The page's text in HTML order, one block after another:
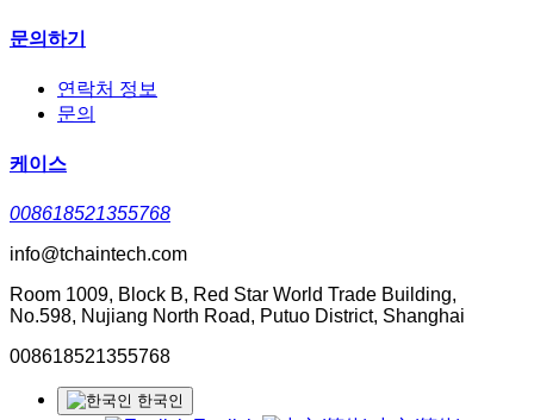
문의하기
연락처 정보
문의
케이스
008618521355768
info@tchaintech.com
Room 1009, Block B, Red Star World Trade Building,
No.598, Nujiang North Road, Putuo District, Shanghai
008618521355768
한국인